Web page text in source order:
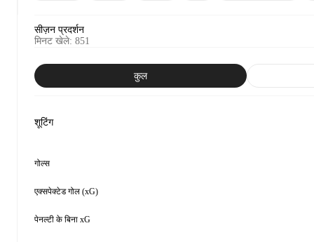
सीज़न प्रदर्शन
मिनट खेले: 851
कुल
शूटिंग
गोल्स
एक्सपेक्टेड गोल (xG)
पेनल्टी के बिना xG